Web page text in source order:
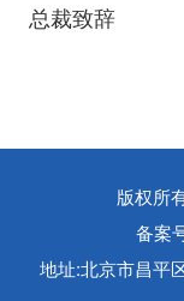
总裁致辞
版权所
备案
地址:北京市昌平